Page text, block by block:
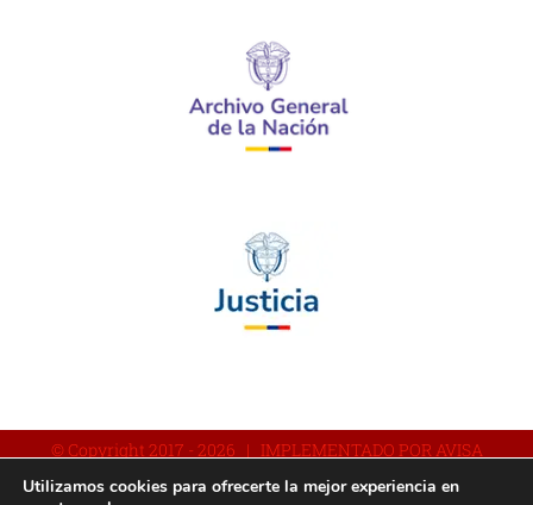
© Copyright 2017 - 2026 | IMPLEMENTADO POR AVISA
Utilizamos cookies para ofrecerte la mejor experiencia en